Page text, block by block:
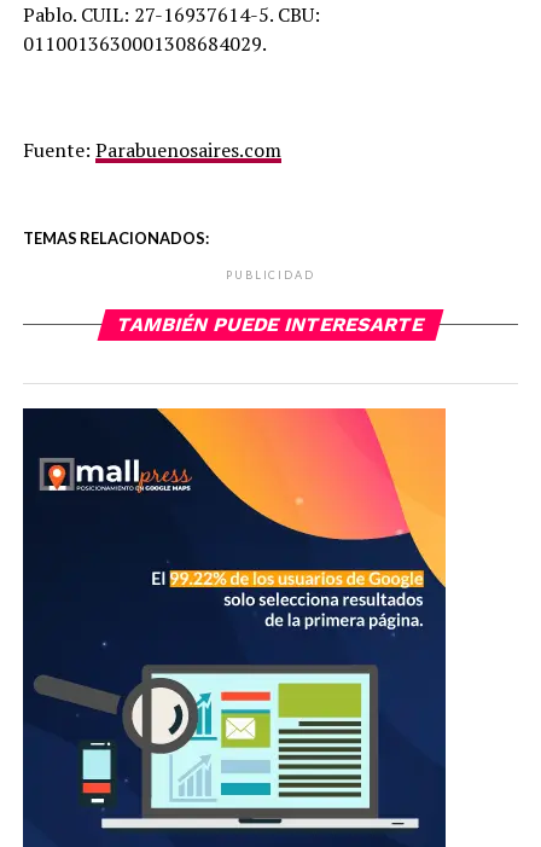
Pablo. CUIL: 27-16937614-5. CBU:
0110013630001308684029.
Fuente: Parabuenosaires.com
TEMAS RELACIONADOS:
PUBLICIDAD
TAMBIÉN PUEDE INTERESARTE